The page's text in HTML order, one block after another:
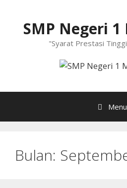
SMP Negeri
"Syarat Prestasi
Menu
Bulan: